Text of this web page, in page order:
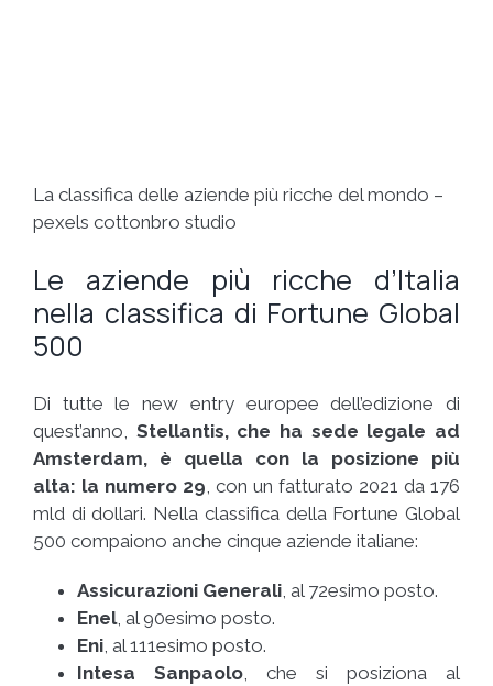
La classifica delle aziende più ricche del mondo –
pexels cottonbro studio
Le aziende più ricche d’Italia
nella classifica di Fortune Global
500
Di tutte le new entry europee dell’edizione di
quest’anno, Stellantis, che ha sede legale ad
Amsterdam, è quella con la posizione più
alta: la numero 29, con un fatturato 2021 da 176
mld di dollari. Nella classifica della Fortune Global
500 compaiono anche cinque aziende italiane:
Assicurazioni Generali, al 72esimo posto.
Enel, al 90esimo posto.
Eni, al 111esimo posto.
Intesa Sanpaolo, che si posiziona al